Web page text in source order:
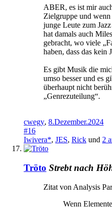
ABER, es ist mir
Zielgruppe und
junge Leute zum
hat damals auch
gebracht, wo viele
haben, dass das kein
Es gibt Musik die
umso besser und es
überhaupt nicht
„Genrezuteilung“.
cwegy, 8.Dezember.2024
#16
Iwivera*, JES, Rick und 2
Tröto Strebt nach
Zitat von Analysis
Wenn